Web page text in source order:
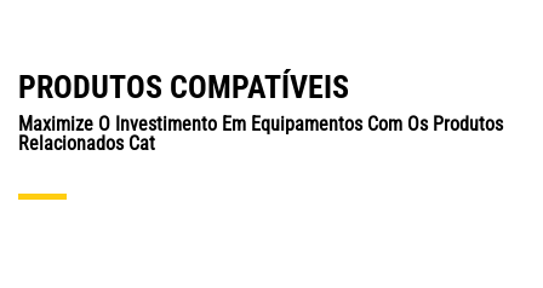
PRODUTOS COMPATÍVEIS
Maximize O Investimento Em Equipamentos Com Os Produtos
Relacionados Cat